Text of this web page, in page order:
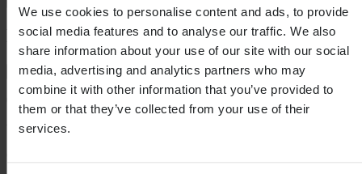
We use cookies to personalise content and ads, to provide
social media features and to analyse our traffic. We also
share information about your use of our site with our social
media, advertising and analytics partners who may
combine it with other information that you’ve provided to
them or that they’ve collected from your use of their
services.
Klantenbeoordelingen (0)
Toon alleen lokale reviews